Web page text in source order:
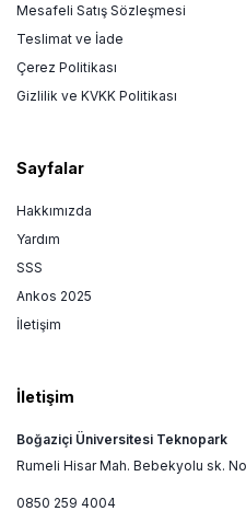
Mesafeli Satış Sözleşmesi
Teslimat ve İade
Çerez Politikası
Gizlilik ve KVKK Politikası
Sayfalar
Hakkımızda
Yardım
SSS
Ankos 2025
İletişim
İletişim
Boğaziçi Üniversitesi Teknopark
Rumeli Hisar Mah. Bebekyolu sk.
0850 259 4004